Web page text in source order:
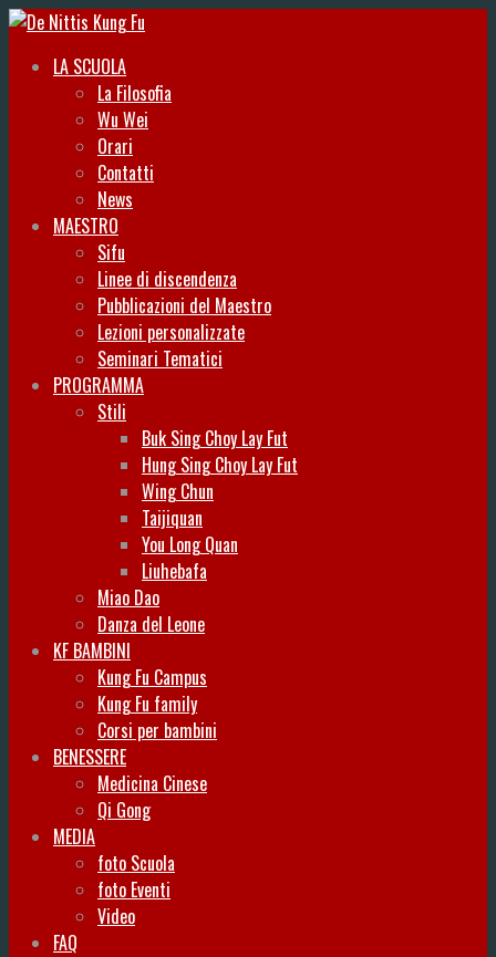
LA SCUOLA
La Filosofia
Wu Wei
Orari
Contatti
News
MAESTRO
Sifu
Linee di discendenza
Pubblicazioni del Maestro
Lezioni personalizzate
Seminari Tematici
PROGRAMMA
Stili
Buk Sing Choy Lay Fut
Hung Sing Choy Lay Fut
Wing Chun
Taijiquan
You Long Quan
Liuhebafa
Miao Dao
Danza del Leone
KF BAMBINI
Kung Fu Campus
Kung Fu family
Corsi per bambini
BENESSERE
Medicina Cinese
Qi Gong
MEDIA
foto Scuola
foto Eventi
Video
FAQ